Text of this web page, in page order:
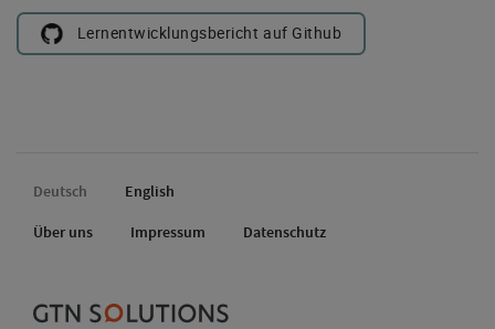
Lernentwicklungsbericht auf Github
Deutsch English
Über uns Impressum Datenschutz